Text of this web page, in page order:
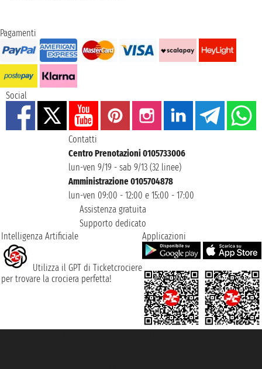
Pagamenti
Social
Contatti
Centro Prenotazioni 0105733006
lun-ven 9/19 - sab 9/13 (32 linee)
Amministrazione 0105704878
lun-ven 09:00 - 12:00 e 15:00 - 17:00
Assistenza gratuita
Supporto dedicato
Intelligenza Artificiale
Utilizza il GPT di Ticketcrociere
per trovare la crociera perfetta!
Applicazioni